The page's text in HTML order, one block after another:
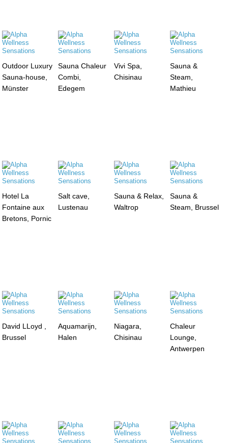
Outdoor Luxury
Sauna-house,
Münster
Sauna Chaleur
Combi,
Edegem
Vivi Spa,
Chisinau
Sauna &
Steam,
Mathieu
Hotel La
Fontaine aux
Bretons, Pornic
Salt cave,
Lustenau
Sauna & Relax,
Waltrop
Sauna &
Steam, Brussel
David LLoyd ,
Brussel
Aquamarijn,
Halen
Niagara,
Chisinau
Chaleur
Lounge,
Antwerpen